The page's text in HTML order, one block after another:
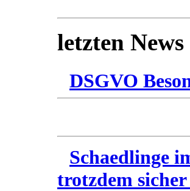
letzten News
DSGVO
Schaedlinge
trotzdem